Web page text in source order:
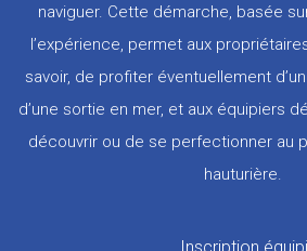
naviguer. Cette démarche, basée
l’expérience, permet aux
savoir, de profiter éventuellement
d’une sortie en mer, et aux équipiers
découvrir ou de se perfectionner au
hauturière.